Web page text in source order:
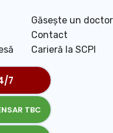
Găsește un doctor
Contact
Carieră la SCPI
7
TBC